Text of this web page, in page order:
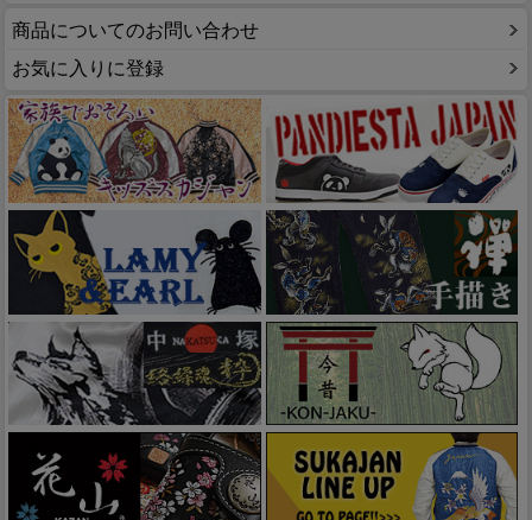
商品についてのお問い合わせ
お気に入りに登録